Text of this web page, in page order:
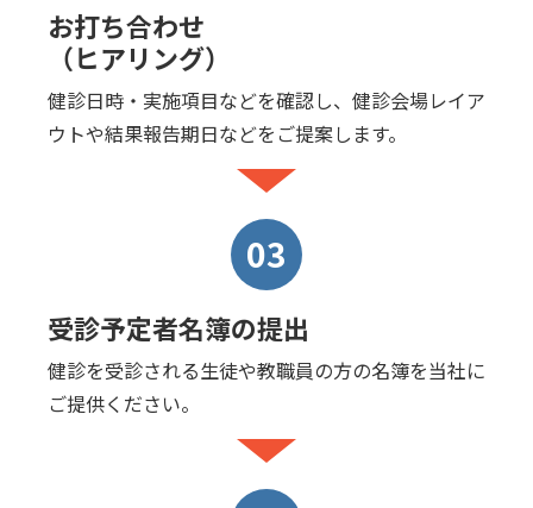
お打ち合わせ
（ヒアリング）
健診日時・実施項目などを確認し、健診会場レイア
ウトや結果報告期日などをご提案します。
03
受診予定者名簿の提出
健診を受診される生徒や教職員の方の名簿を当社に
ご提供ください。